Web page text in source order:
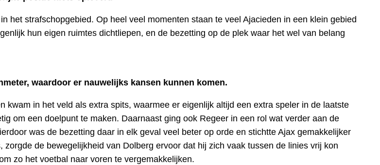
het strafschopgebied. Op heel veel momenten staan te veel Ajacieden in een klein gebied
hun eigen ruimtes dichtliepen, en de bezetting op de plek waar het wel van belang
waardoor er nauwelijks kansen kunnen komen.
kwam in het veld als extra spits, waarmee er eigenlijk altijd een extra speler in de laatste
om een doelpunt te maken. Daarnaast ging ook Regeer in een rol wat verder aan de
was de bezetting daar in elk geval veel beter op orde en stichtte Ajax gemakkelijker
de bewegelijkheid van Dolberg ervoor dat hij zich vaak tussen de linies vrij kon
zo het voetbal naar voren te vergemakkelijken.